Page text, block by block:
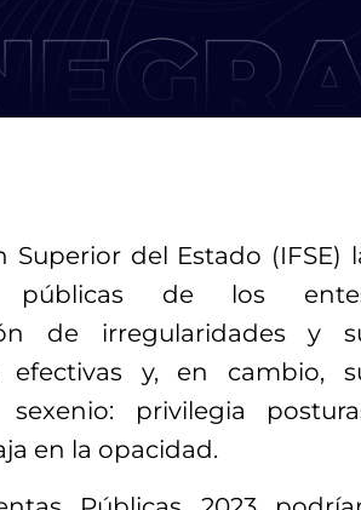
del Estado (IFSE)
públicas de los
de irregularidades y
y, en cambio,
privilegia
en la opacidad.